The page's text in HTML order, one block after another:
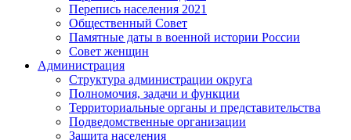
Перепись населения 2021
Общественный Совет
Памятные даты в военной истории России
Совет женщин
Администрация
Структура администрации округа
Полномочия, задачи и функции
Территориальные органы и представительства
Подведомственные организации
Защита населения